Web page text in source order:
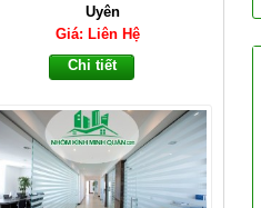
Uyên
Giá: Liên Hệ
Chi tiết